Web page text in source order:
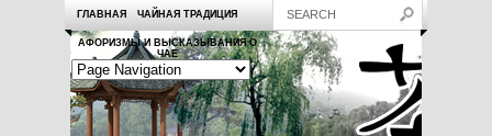
ГЛАВНАЯ ЧАЙНАЯ ТРАДИЦИЯ
АФОРИЗМЫ И ВЫСКАЗЫВАНИЯ О
ЧАЕ